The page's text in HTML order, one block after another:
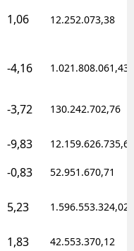
1,06 12.252.073,38
-4,16 1.021.808.061,43
-3,72 130.242.702,76
-9,83 12.159.626.735,62
-0,83 52.951.670,71
5,23 1.596.553.324,02
1,83 42.553.370,12